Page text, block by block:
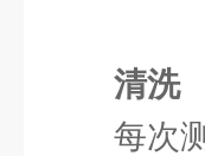
清洗
每次